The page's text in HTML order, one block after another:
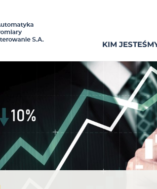
KIM